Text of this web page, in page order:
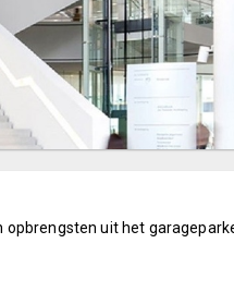
uit het